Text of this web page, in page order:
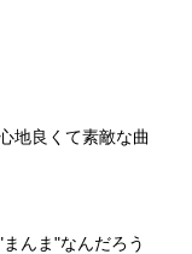
地良くて素敵な曲
んま"なんだろう